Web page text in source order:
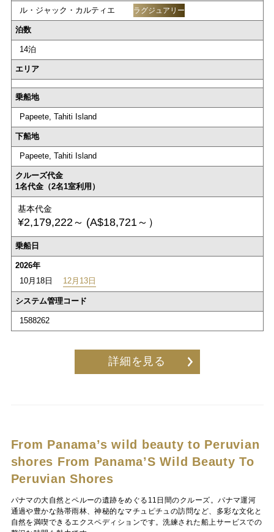
ル・ジャック・カルティエ ラグジュアリー
泊数
14泊
エリア
乗船地
Papeete, Tahiti Island
下船地
Papeete, Tahiti Island
クルーズ代金
1名代金（2名1室利用）
基本代金
¥2,179,222～ (A$18,721～）
乗船日
2026年
10月18日
12月13日
システム管理コード
1588262
詳細を見る
From Panama’s wild beauty to Peruvian
shores From Panama’S Wild Beauty To
Peruvian Shores
パナマの大自然とペルーの遺跡をめぐる11日間のクルーズ。パナマ運河
通過や豊かな熱帯雨林、神秘的なマチュピチュの訪問など、多彩な文化と
自然を満喫できるエクスペディションです。洗練された船上サービスでの